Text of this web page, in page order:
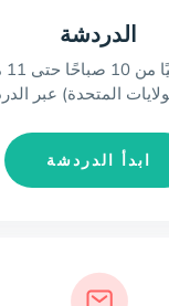
الدردشة
ابدأ الدردشة